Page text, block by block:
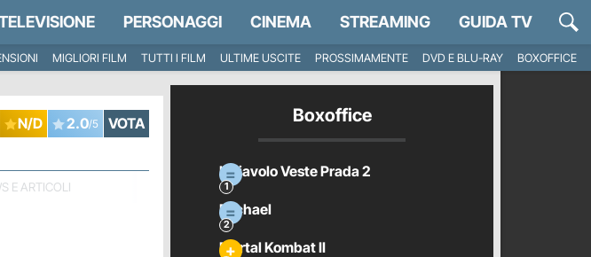
PERSONAGGI CINEMA STREAMING GUIDA TV
MIGLIORI FILM TUTTI I FILM ULTIME USCITE PROSSIMAMENTE DVD E BLU-RAY
BOXOFFICE
N/D 2.0/5 VOTA
E ARTICOLI
Boxoffice
Il Diavolo Veste Prada 2
Michael
Mortal Kombat II